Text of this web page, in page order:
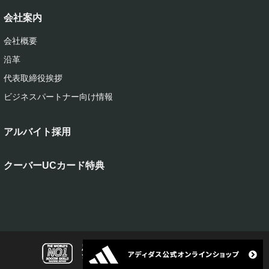
会社案内
会社概要
沿革
代表取締役挨拶
ビジネスパートナー向け情報
アルバイト採用
クーバーUCカード特典